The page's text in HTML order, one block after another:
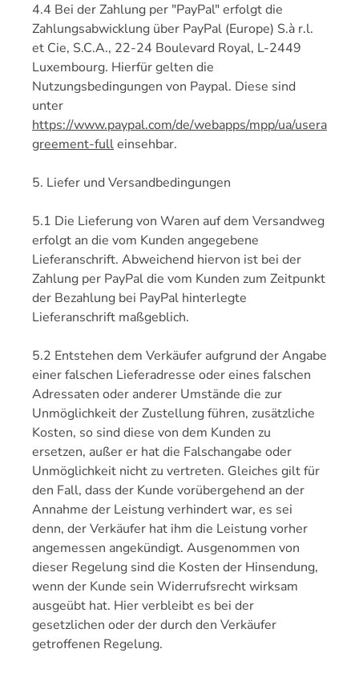
4.4 Bei der Zahlung per "PayPal" erfolgt die
Zahlungsabwicklung über PayPal (Europe) S.à r.l.
et Cie, S.C.A., 22-24 Boulevard Royal, L-2449
Luxembourg. Hierfür gelten die
Nutzungsbedingungen von Paypal. Diese sind
unter
https://www.paypal.com/de/webapps/mpp/ua/usera
greement-fulleinsehbar.
5. Liefer und Versandbedingungen
5.1 Die Lieferung von Waren auf dem Versandweg
erfolgt an die vom Kunden angegebene
Lieferanschrift. Abweichend hiervon ist bei der
Zahlung per PayPal die vom Kunden zum Zeitpunkt
der Bezahlung bei PayPal hinterlegte
Lieferanschrift maßgeblich.
5.2 Entstehen dem Verkäufer aufgrund der Angabe
einer falschen Lieferadresse oder eines falschen
Adressaten oder anderer Umstände die zur
Unmöglichkeit der Zustellung führen, zusätzliche
Kosten, so sind diese von dem Kunden zu
ersetzen, außer er hat die Falschangabe oder
Unmöglichkeit nicht zu vertreten. Gleiches gilt für
den Fall, dass der Kunde vorübergehend an der
Annahme der Leistung verhindert war, es sei
denn, der Verkäufer hat ihm die Leistung vorher
angemessen angekündigt. Ausgenommen von
dieser Regelung sind die Kosten der Hinsendung,
wenn der Kunde sein Widerrufsrecht wirksam
ausgeübt hat. Hier verbleibt es bei der
gesetzlichen oder der durch den Verkäufer
getroffenen Regelung.